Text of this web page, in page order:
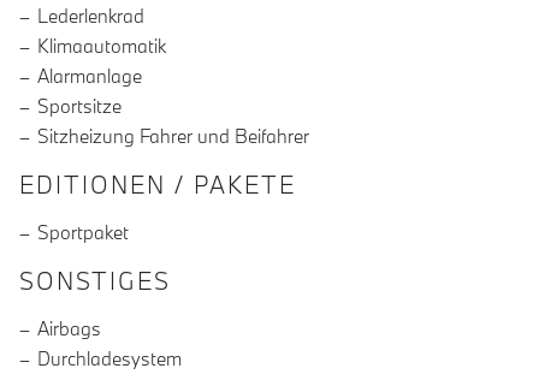
Lederlenkrad
Klimaautomatik
Alarmanlage
Sportsitze
Sitzheizung Fahrer und Beifahrer
EDITIONEN / PAKETE
Sportpaket
SONSTIGES
Airbags
Durchladesystem